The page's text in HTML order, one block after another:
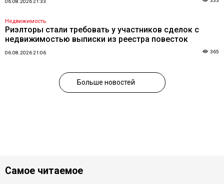
06.08.2026 21:33
Недвижимость
Риэлторы стали требовать у участников сделок с
недвижимостью выписки из реестра повесток
06.08.2026 21:06 365
Больше новостей
Самое читаемое